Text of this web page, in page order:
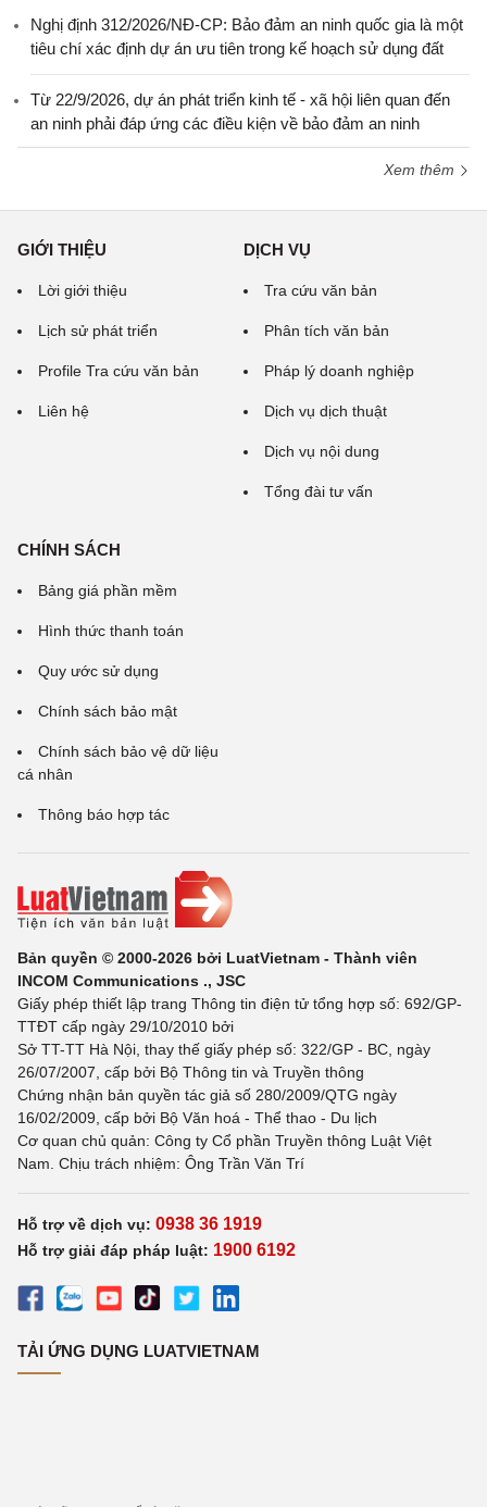
Nghị định 312/2026/NĐ-CP: Bảo đảm an ninh quốc gia là một
tiêu chí xác định dự án ưu tiên trong kế hoạch sử dụng đất
Từ 22/9/2026, dự án phát triển kinh tế - xã hội liên quan đến
an ninh phải đáp ứng các điều kiện về bảo đảm an ninh
Xem thêm
GIỚI THIỆU
Lời giới thiệu
Lịch sử phát triển
Profile Tra cứu văn bản
Liên hệ
DỊCH VỤ
Tra cứu văn bản
Phân tích văn bản
Pháp lý doanh nghiệp
Dịch vụ dịch thuật
Dịch vụ nội dung
Tổng đài tư vấn
CHÍNH SÁCH
Bảng giá phần mềm
Hình thức thanh toán
Quy ước sử dụng
Chính sách bảo mật
Chính sách bảo vệ dữ liệu
cá nhân
Thông báo hợp tác
Bản quyền © 2000-2026 bởi LuatVietnam - Thành viên
INCOM Communications ., JSC
Giấy phép thiết lập trang Thông tin điện tử tổng hợp số: 692/GP-
TTĐT cấp ngày 29/10/2010 bởi
Sở TT-TT Hà Nội, thay thế giấy phép số: 322/GP - BC, ngày
26/07/2007, cấp bởi Bộ Thông tin và Truyền thông
Chứng nhận bản quyền tác giả số 280/2009/QTG ngày
16/02/2009, cấp bởi Bộ Văn hoá - Thể thao - Du lịch
Cơ quan chủ quản: Công ty Cổ phần Truyền thông Luật Việt
Nam. Chịu trách nhiệm: Ông Trần Văn Trí
Hỗ trợ về dịch vụ: 0938 36 1919
Hỗ trợ giải đáp pháp luật: 1900 6192
TẢI ỨNG DỤNG LUATVIETNAM